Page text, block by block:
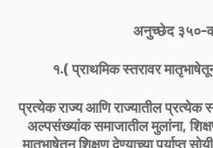
अनुच्छेद ३५०-
१.( प्राथमिक स्तरावर
प्रत्येक राज्य आणि राज्यातील प्रत्येक
अल्पसंख्यांक समाजातील मुलांना,
मातृभाषेतून शिक्षण देण्याच्या पर्याप्त